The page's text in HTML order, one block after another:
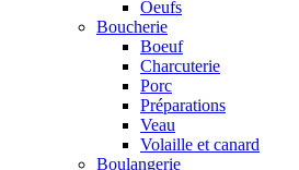
Oeufs
Boucherie
Boeuf
Charcuterie
Porc
Préparations
Veau
Volaille et canard
Boulangerie